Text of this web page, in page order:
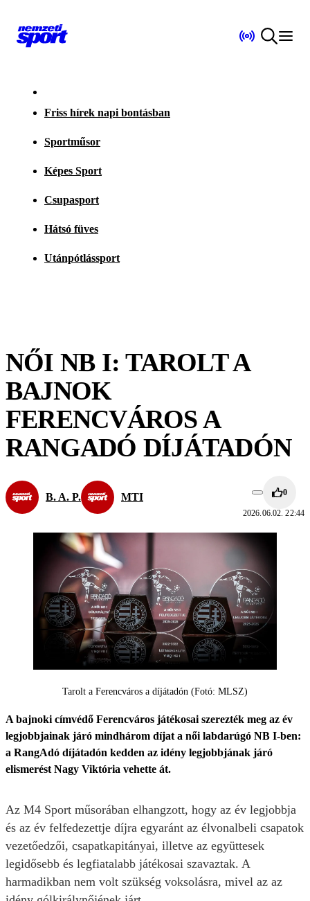
Friss hírek napi bontásban
Sportműsor
Képes Sport
Csupasport
Hátsó füves
Utánpótlássport
NŐI NB I: TAROLT A
BAJNOK
FERENCVÁROS A
RANGADÓ DÍJÁTADÓN
B. A. P. MTI 0
2026.06.02. 22:44
Tarolt a Ferencváros a díjátadón (Fotó: MLSZ)
A bajnoki címvédő Ferencváros játékosai szerezték meg az év
legjobbjainak járó mindhárom díjat a női labdarúgó NB I-ben:
a RangAdó díjátadón kedden az idény legjobbjának járó
elismerést Nagy Viktória vehette át.
Az M4 Sport műsorában elhangzott, hogy az év legjobbja
és az év felfedezettje díjra egyaránt az élvonalbeli csapatok
vezetőedzői, csapatkapitányai, illetve az együttesek
legidősebb és legfiatalabb játékosai szavaztak. A
harmadikban nem volt szükség voksolásra, mivel az az